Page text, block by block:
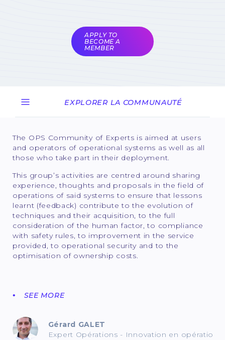
APPLY TO
BECOME A
MEMBER
EXPLORER LA COMMUNAUTÉ
The OPS Community of Experts is aimed at users
and operators of operational systems as well as all
those who take part in their deployment.
This group’s activities are centred around sharing
experience, thoughts and proposals in the field of
operations of said systems to ensure that lessons
learnt (feedback) contribute to the evolution of
techniques and their acquisition, to the full
consideration of the human factor, to compliance
with safety rules, to improvement in the service
provided, to operational security and to the
optimisation of ownership costs.
SEE MORE
Gérard GALET
Expert Opérations - Innovation en opérations